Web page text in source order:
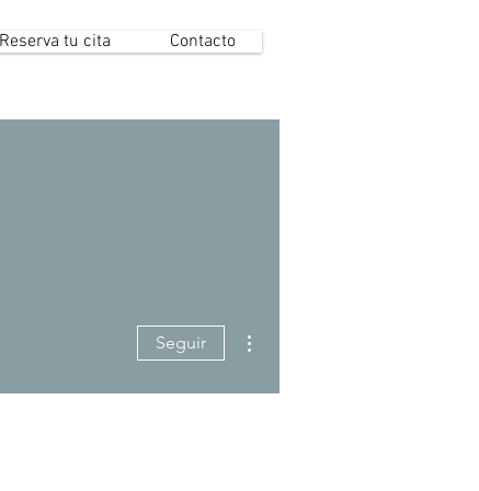
Reserva tu cita Contacto
Seguir